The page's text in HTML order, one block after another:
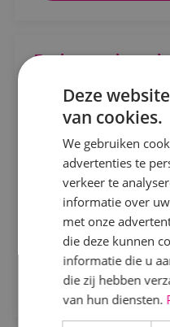
Sprundel
Specialisme
Staf
Projectengineer
Beveiligingstechniek
Sprundel
Ontwerpen,
projectengineer
verschil.
Bekijk
Direct
Deze
van cookies.
We gebruiken
advertenties te
verkeer te
informatie over
met onze
die deze kunnen
informatie die u
die zij hebben
van hun diensten.